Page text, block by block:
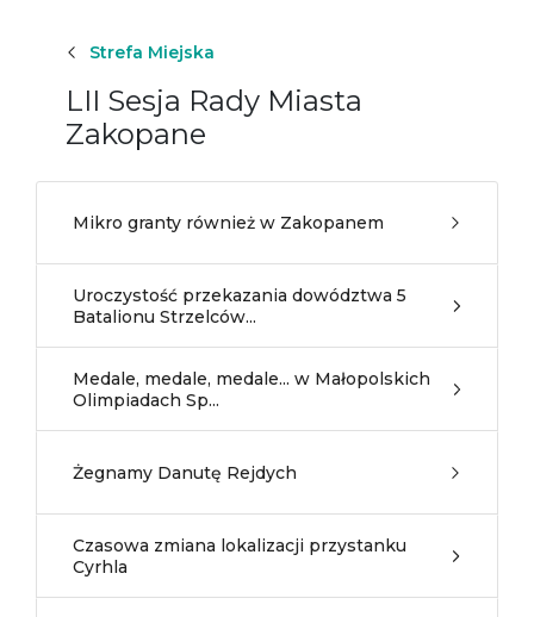
Strefa Miejska
LII Sesja Rady Miasta
Zakopane
Mikro granty również w Zakopanem
Uroczystość przekazania dowództwa 5
Batalionu Strzelców...
Medale, medale, medale... w Małopolskich
Olimpiadach Sp...
Żegnamy Danutę Rejdych
Czasowa zmiana lokalizacji przystanku
Cyrhla